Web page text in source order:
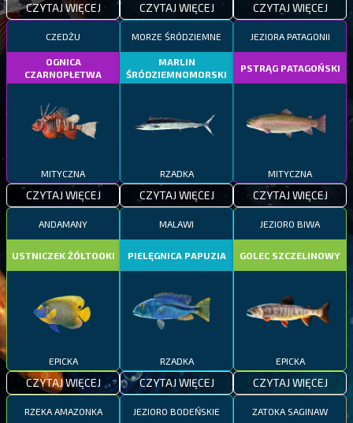
CZYTAJ WIĘCEJ CZYTAJ WIĘCEJ CZYTAJ WIĘCEJ
CZEDŻU
OGNICA
CZARNOPŁETWA
MITYCZNA
CZYTAJ WIĘCEJ
MORZE ŚRÓDZIEMNE
MARLIN
ŚRÓDZIEMNOMORSKI
RZADKA
CZYTAJ WIĘCEJ
JEZIORA PATAGONII
PSTRĄG PATAGOŃSKI
MITYCZNA
CZYTAJ WIĘCEJ
ANDAMANY
USTNICZEK ŻÓŁTOOKI
EPICKA
CZYTAJ WIĘCEJ
MALAWI
PIELĘGNICA PAPUZIA
RZADKA
CZYTAJ WIĘCEJ
JEZIORO BIWA
GOLEC SZCZELINOWY
EPICKA
CZYTAJ WIĘCEJ
RZEKA AMAZONKA JEZIORO BODEŃSKIE ZATOKA SAGINAW